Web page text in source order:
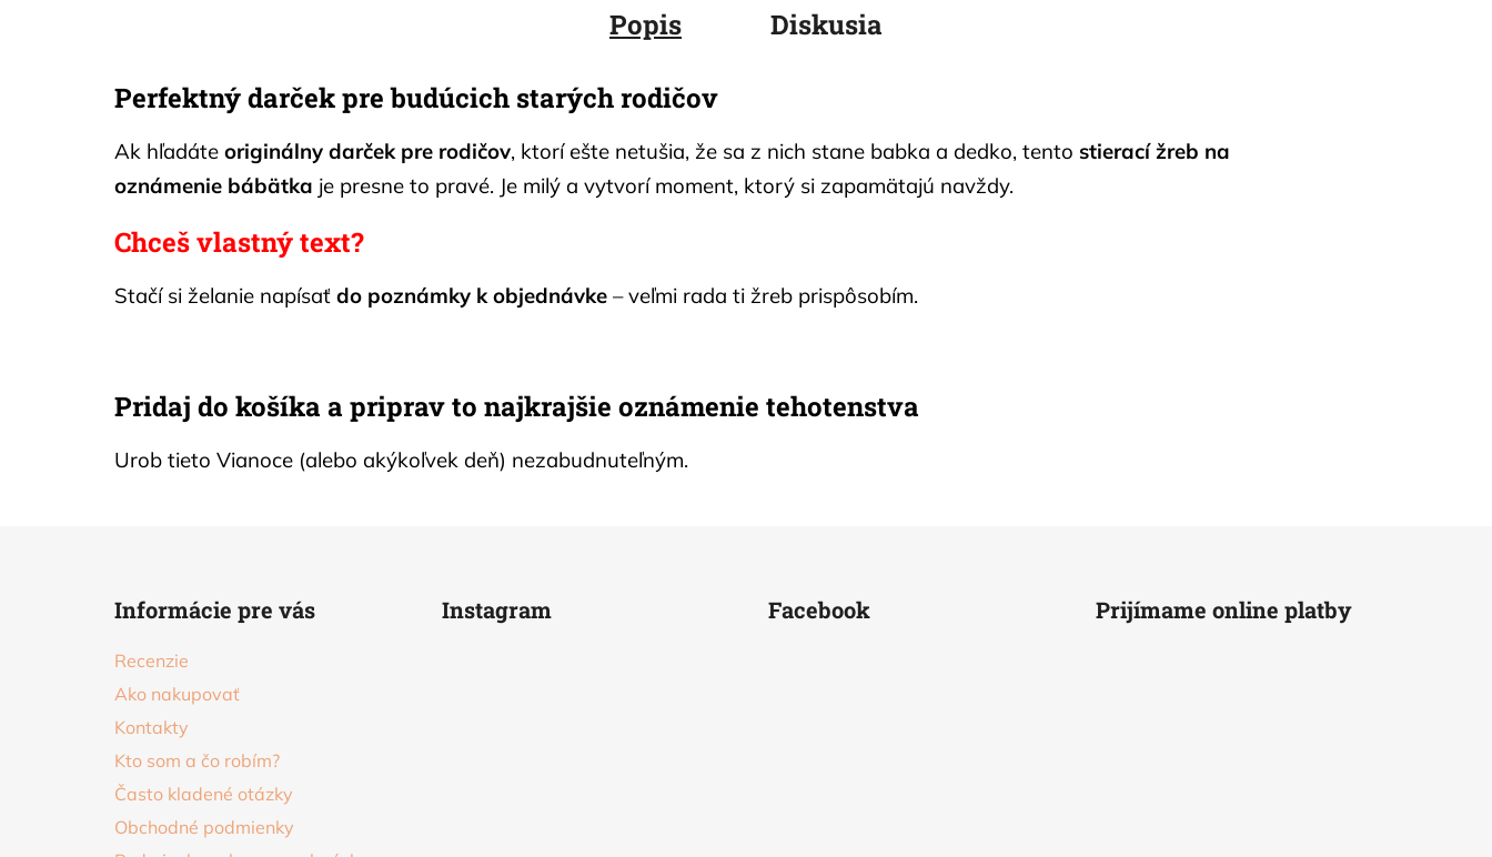
Popis Diskusia
Perfektný darček pre budúcich starých rodičov
Ak hľadáte originálny darček pre rodičov, ktorí ešte netušia, že sa z nich stane babka a dedko, tento stierací žreb na
oznámenie bábätka je presne to pravé. Je milý a vytvorí moment, ktorý si zapamätajú navždy.
Chceš vlastný text?
Stačí si želanie napísať do poznámky k objednávke – veľmi rada ti žreb prispôsobím.
Pridaj do košíka a priprav to najkrajšie oznámenie tehotenstva
Urob tieto Vianoce (alebo akýkoľvek deň) nezabudnuteľným.
Informácie pre vás
Recenzie
Ako nakupovať
Kontakty
Kto som a čo robím?
Často kladené otázky
Obchodné podmienky
Instagram Facebook Prijímame online platby